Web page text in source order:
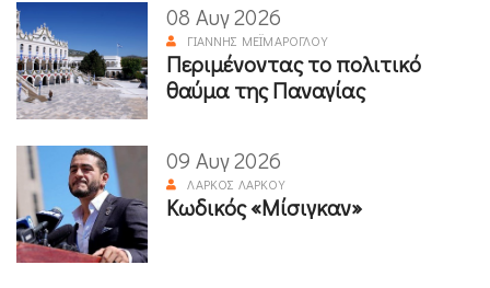
08 Αυγ 2026
ΓΙΆΝΝΗΣ ΜΕΪΜΆΡΟΓΛΟΥ
Περιμένοντας το πολιτικό
θαύμα της Παναγίας
09 Αυγ 2026
ΛΆΡΚΟΣ ΛΆΡΚΟΥ
Κωδικός «Μίσιγκαν»